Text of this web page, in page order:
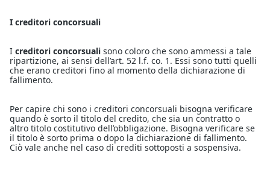
I creditori concorsuali
I creditori concorsuali sono coloro che sono ammessi a tale
ripartizione, ai sensi dell’art. 52 l.f. co. 1. Essi sono tutti quelli
che erano creditori fino al momento della dichiarazione di
fallimento.
Per capire chi sono i creditori concorsuali bisogna verificare
quando è sorto il titolo del credito, che sia un contratto o
altro titolo costitutivo dell’obbligazione. Bisogna verificare se
il titolo è sorto prima o dopo la dichiarazione di fallimento.
Ciò vale anche nel caso di crediti sottoposti a sospensiva.